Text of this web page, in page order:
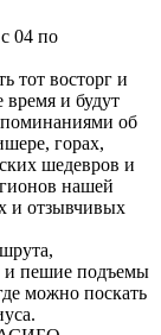
04 по
тот восторг и
время и будут
об
горах,
шедевров и
нашей
и отзывчивых
и пешие подъемы
можно поскать